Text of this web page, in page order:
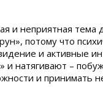
и неприятная тема
потому что
и активные
и натягивают –
и принимать